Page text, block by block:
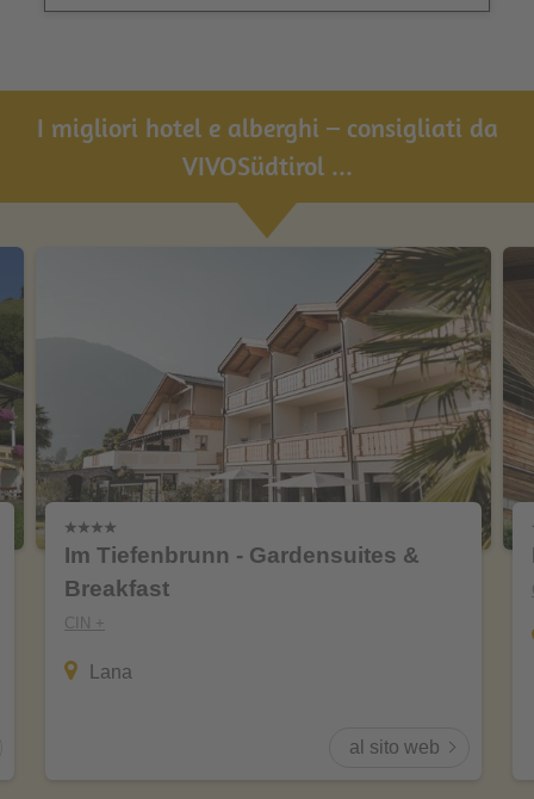
I migliori hotel e alberghi – consigliati da
VIVOSüdtirol ...
Im Tiefenbrunn - Gardensuites &
Breakfast
CIN +
Lana
al sito web